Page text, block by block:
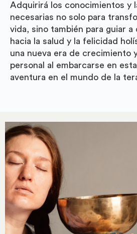
Adquirirá los conocimientos y
necesarias no solo para
vida, sino también para guiar
hacia la salud y la felicidad
una nueva era de crecimiento
personal al embarcarse en
aventura en el mundo de la